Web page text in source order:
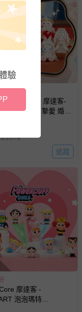
，並將提供適當補
摩達客 - 摩達客-
境森林系列 摯愛 婚禮
盲抽 公仔 玩偶 手辦
$1379
追蹤
摩達客 -
泡泡瑪特
驗